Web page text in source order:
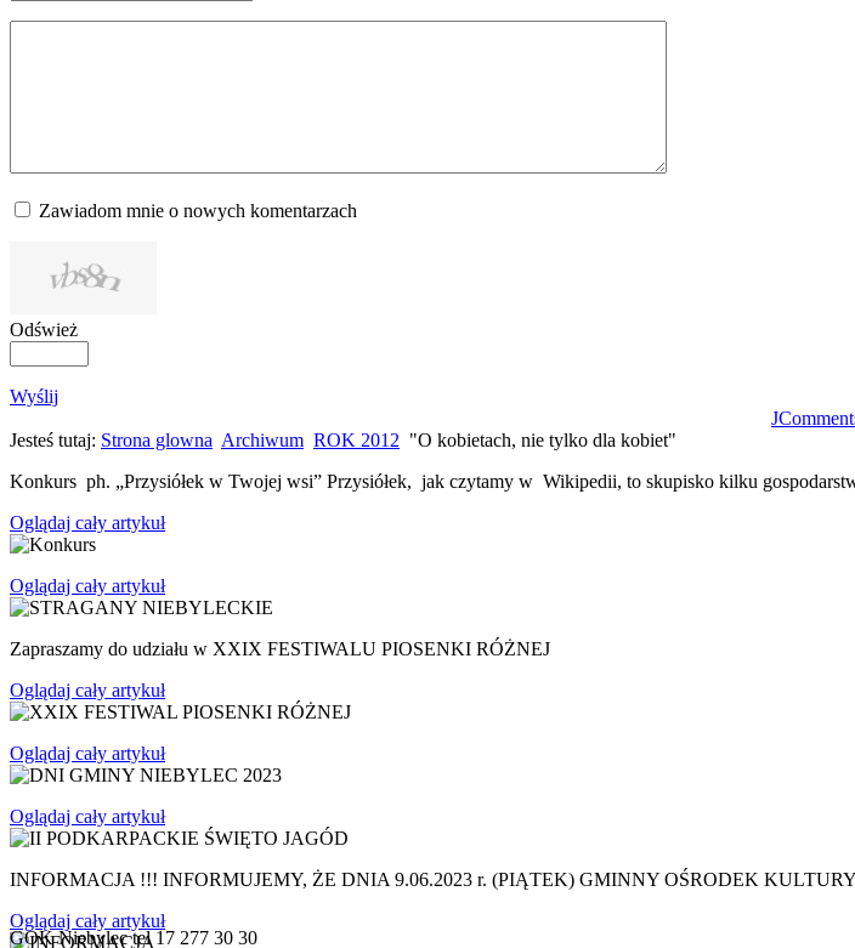
Zawiadom mnie o nowych komentarzach
Odśwież
Wyślij
Jesteś tutaj: Strona glowna Archiwum ROK 2012 "O kobietach, nie tylko dla kobiet"
Konkurs ph. „Przysiółek w Twojej wsi” Przysiółek, jak czytamy w Wikipedii, to skupisko kilku
Oglądaj cały artykuł
Oglądaj cały artykuł
Zapraszamy do udziału w XXIX FESTIWALU PIOSENKI RÓŻNEJ
Oglądaj cały artykuł
Oglądaj cały artykuł
Oglądaj cały artykuł
INFORMACJA !!! INFORMUJEMY, ŻE DNIA 9.06.2023 r. (PIĄTEK) GMINNY OŚRODEK
Oglądaj cały artykuł
GOK Niebylec tel 17 277 30 30